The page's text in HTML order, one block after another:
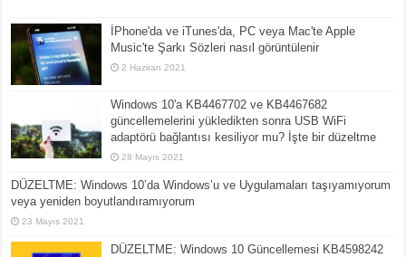
İPhone'da ve iTunes'da, PC veya Mac'te Apple
Music'te Şarkı Sözleri nasıl görüntülenir
2 Haziran 2021
Windows 10'a KB4467702 ve KB4467682
güncellemelerini yükledikten sonra USB WiFi
adaptörü bağlantısı kesiliyor mu? İşte bir düzeltme
28 Mayıs 2021
DÜZELTME: Windows 10’da Windows’u ve Uygulamaları taşıyamıyorum
veya yeniden boyutlandıramıyorum
23 Mayıs 2021
DÜZELTME: Windows 10 Güncellemesi KB4598242